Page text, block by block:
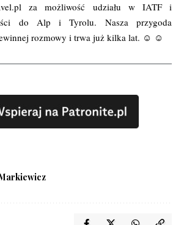
za możliwość udziału w IATF i
do Alp i Tyrolu. Nasza przygoda
rozmowy i trwa już kilka lat. ☺ ☺